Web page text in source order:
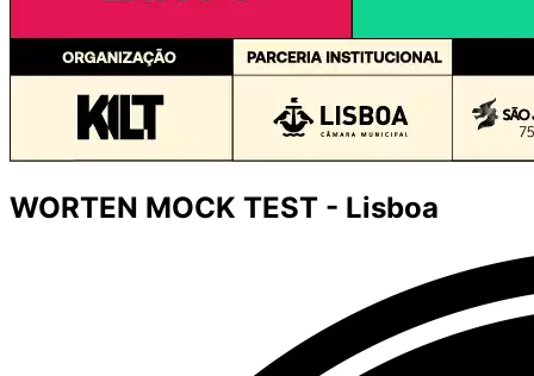
WORTEN MOCK TEST - Lisboa